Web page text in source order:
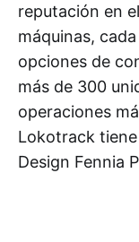
reputación en
máquinas,
opciones de
más de 300
operaciones
Lokotrack
Design Fennia